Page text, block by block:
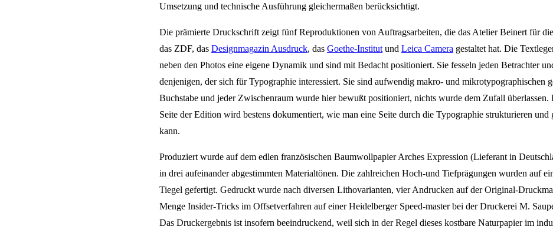
Umsetzung und technische Ausführung gleichermaßen berücksichtigt.
Die prämierte Druckschrift zeigt fünf Reproduktionen von Auftragsarbeiten, die das Atelier Beinert für die
das ZDF, das Designmagazin Ausdruck, das Goethe-Institut und Leica Camera gestaltet hat. Die
neben den Photos eine eigene Dynamik und sind mit Bedacht positioniert. Sie fesseln jeden Betrachter
denjenigen, der sich für Typographie interessiert. Sie sind aufwendig makro- und mikrotypographischen
Buchstabe und jeder Zwischenraum wurde hier bewußt positioniert, nichts wurde dem Zufall überlassen.
Seite der Edition wird bestens dokumentiert, wie man eine Seite durch die Typographie strukturieren und
kann.
Produziert wurde auf dem edlen französischen Baumwollpapier Arches Expression (Lieferant in
in drei aufeinander abgestimmten Materialtönen. Die zahlreichen Hoch-und Tiefprägungen wurden auf
Tiegel gefertigt. Gedruckt wurde nach diversen Lithovarianten, vier Andrucken auf der Original-
Menge Insider-Tricks im Offsetverfahren auf einer Heidelberger Speed-master bei der Druckerei M.
Das Druckergebnis ist insofern beeindruckend, weil sich in der Regel dieses kostbare Naturpapier im